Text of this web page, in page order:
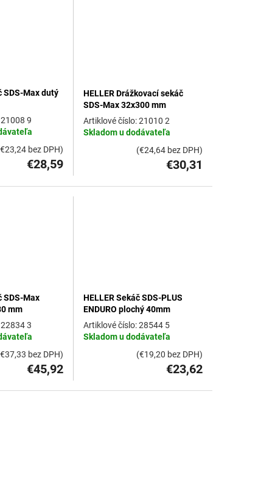
SDS-Max dutý
21008 9
€28,59
bez DPH)
HELLER Drážkovací sekáč
SDS-Max 32x300 mm
Skladom u dodávateľa
21010 2
€30,31
(€24,64 bez DPH)
SDS-Max
mm
22834 3
€45,92
bez DPH)
HELLER Sekáč SDS-PLUS
ENDURO plochý 40mm
Skladom u dodávateľa
28544 5
€23,62
(€19,20 bez DPH)